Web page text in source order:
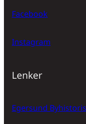
Facebook
Instagram
Lenker
Egersund